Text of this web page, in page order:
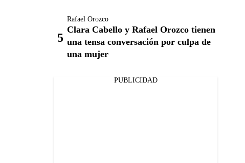
Rafael Orozco
Clara Cabello y Rafael Orozco tienen
una tensa conversación por culpa de
una mujer
PUBLICIDAD